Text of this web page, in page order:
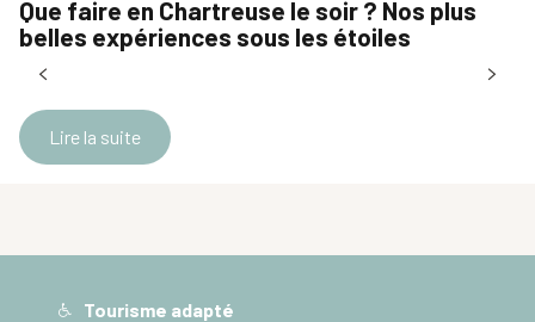
Que faire en Chartreuse le soir ? Nos plus
belles expériences sous les étoiles
Lire la suite
Tourisme adapté